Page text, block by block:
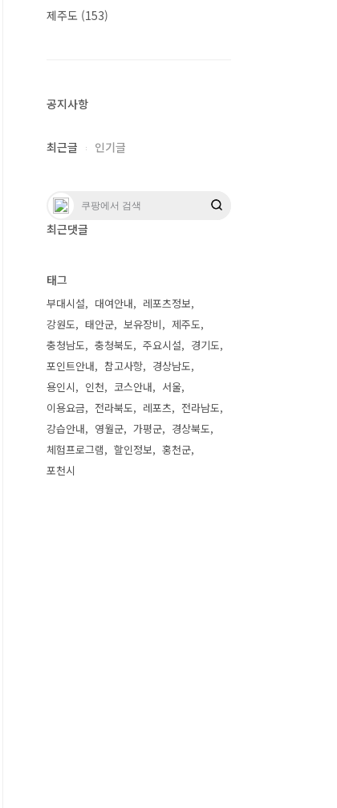
제주도 (153)
공지사항
최근글 인기글
최근댓글
태그
부대시설 대여안내
레포츠정보
강원도
태안군 보유장비
제주도
충청남도
충청북도 주요시설
경기도
포인트안내
참고사항
경상남도
용인시
인천 코스안내
서울
이용요금
전라북도 레포츠
전라남도
강습안내
영월군 가평군
경상북도
체험프로그램
할인정보
홍천군
포천시